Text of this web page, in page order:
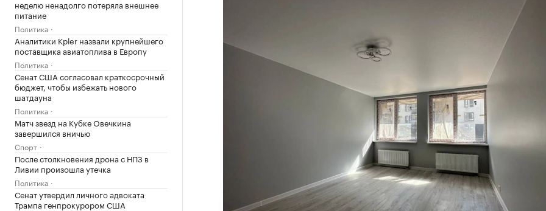
неделю ненадолго потеряла внешнее
питание
Политика
Аналитики Kpler назвали крупнейшего
поставщика авиатоплива в Европу
Политика
Сенат США согласовал краткосрочный
бюджет, чтобы избежать нового
шатдауна
Политика
Матч звезд на Кубке Овечкина
завершился вничью
Спорт
После столкновения дрона с НПЗ в
Ливии произошла утечка
Политика
Сенат утвердил личного адвоката
Трампа генпрокурором США